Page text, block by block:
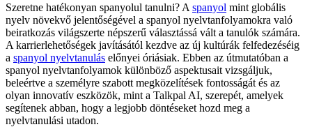
Szeretne hatékonyan spanyolul tanulni? A spanyol mint globális
nyelv növekvő jelentőségével a spanyol nyelvtanfolyamokra való
beiratkozás világszerte népszerű választássá vált a tanulók számára.
A karrierlehetőségek javításától kezdve az új kultúrák felfedezéséig
a spanyol nyelvtanulás előnyei óriásiak. Ebben az útmutatóban a
spanyol nyelvtanfolyamok különböző aspektusait vizsgáljuk,
beleértve a személyre szabott megközelítések fontosságát és az
olyan innovatív eszközök, mint a Talkpal AI, szerepét, amelyek
segítenek abban, hogy a legjobb döntéseket hozd meg a
nyelvtanulási utadon.